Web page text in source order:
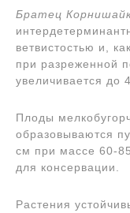
Братец
ветвистостью и,
при разреженной
увеличивается до
Плоды
образовываются
см при массе 60-
для консервации.
Растения